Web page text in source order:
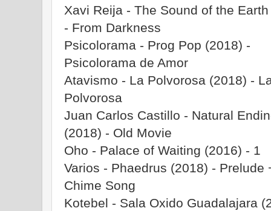
Xavi Reija - The Sound of the
- From Darkness
Psicolorama - Prog Pop (2018) -
Psicolorama de Amor
Atavismo - La Polvorosa (2018) -
Polvorosa
Juan Carlos Castillo - Natural
(2018) - Old Movie
Oho - Palace of Waiting (2016) - 1
Varios - Phaedrus (2018) - Prelude
Chime Song
Kotebel - Sala Oxido Guadalajara